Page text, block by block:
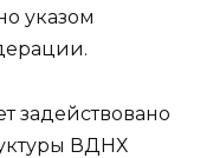
указом
задействовано
ВДНХ